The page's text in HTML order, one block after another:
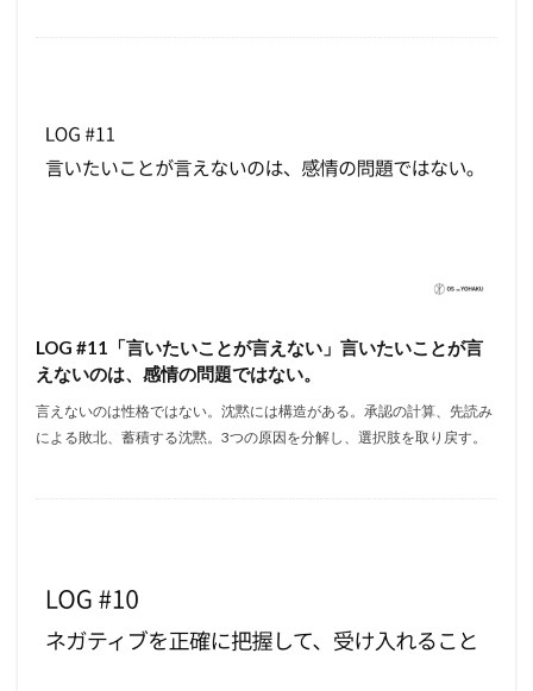
LOG #11「言いたいことが言えない」言いたいことが言
えないのは、感情の問題ではない。
言えないのは性格ではない。沈黙には構造がある。承認の計算、先読み
による敗北、蓄積する沈黙。3つの原因を分解し、選択肢を取り戻す。